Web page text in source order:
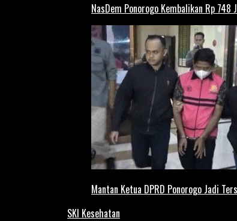
NasDem Ponorogo Kembalikan Rp 748
Mantan Ketua DPRD Ponorogo Jadi
SKI Kesehatan